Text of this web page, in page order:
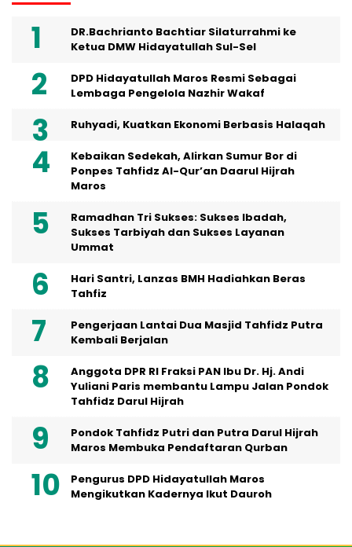
DR.Bachrianto Bachtiar Silaturrahmi ke
Ketua DMW Hidayatullah Sul-Sel
DPD Hidayatullah Maros Resmi Sebagai
Lembaga Pengelola Nazhir Wakaf
Ruhyadi, Kuatkan Ekonomi Berbasis Halaqah
Kebaikan Sedekah, Alirkan Sumur Bor di
Ponpes Tahfidz Al-Qur’an Daarul Hijrah
Maros
Ramadhan Tri Sukses: Sukses Ibadah,
Sukses Tarbiyah dan Sukses Layanan
Ummat
Hari Santri, Lanzas BMH Hadiahkan Beras
Tahfiz
Pengerjaan Lantai Dua Masjid Tahfidz Putra
Kembali Berjalan
Anggota DPR RI Fraksi PAN Ibu Dr. Hj. Andi
Yuliani Paris membantu Lampu Jalan Pondok
Tahfidz Darul Hijrah
Pondok Tahfidz Putri dan Putra Darul Hijrah
Maros Membuka Pendaftaran Qurban
Pengurus DPD Hidayatullah Maros
Mengikutkan Kadernya Ikut Dauroh